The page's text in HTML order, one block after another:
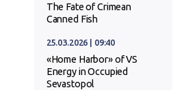
The Fate of Crimean
Canned Fish
25.03.2026 | 09:40
«Home Harbor» of VS
Energy in Occupied
Sevastopol